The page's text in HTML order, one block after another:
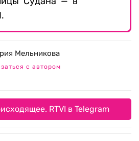
Мельникова
с автором
RTVI в Telegram